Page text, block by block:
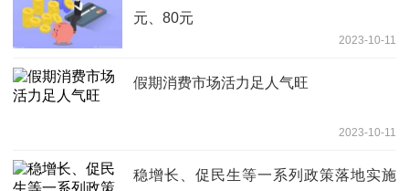
元、80元
2023-10-11
假期消费市场活力足人气旺
2023-10-11
稳增长、促民生等一系列政策落地实施